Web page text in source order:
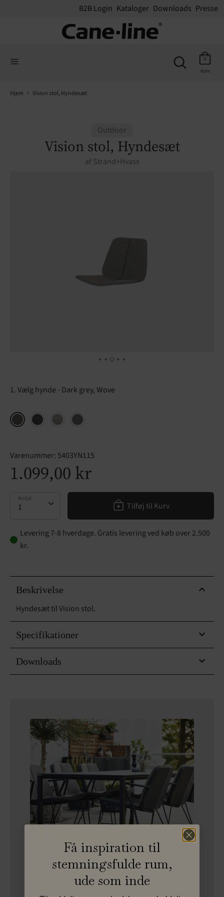
B2B Login Kataloger Downloads Presse
Søg
webshop
Kurv
0
Hjem Vision stol, Hyndesæt
Outdoor
Vision stol, Hyndesæt
af Strand+Hvass
1. Vælg hynde Dark grey, Wove
Varenummer: 5403YN115
1.099,00 kr
Antal
Antal
Tilføj til Kurv
Levering 7-8 hverdage. Gratis levering ved køb over 2.500
kr.
Beskrivelse
Hyndesæt til Vision stol.
Specifikationer
Downloads
VISION serie
Få inspiration til
stemningsfulde rum,
ude som inde